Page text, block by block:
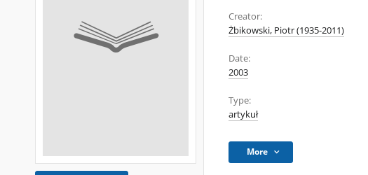
Creator:
Żbikowski, Piotr (1935-2011)
Date:
2003
Type:
artykuł
More